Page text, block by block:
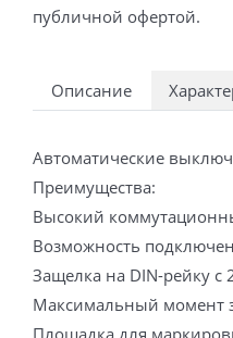
публичной офертой.
Описание
Автоматические
Преимущества:
Высокий
Возможность
Защелка на DIN-рейку
Максимальный момент
Площадка для